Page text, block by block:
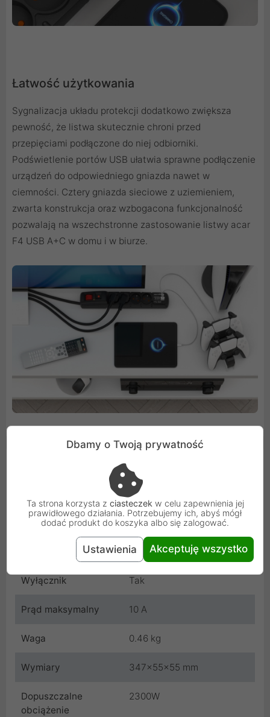
Łatwość użytkowania
Sygnalizacja układu protekcji dodatkowo zwiększa
pewność, że listwa skutecznie chroni przed
przepięciami podłączone do niej odbiorniki.
Podświetlenie portów USB ułatwia sprawne podłączenie
urządzeń do odpowiedniego gniazda nawet w
ciemności. Cztery gniazda sieciowe z uziemieniem,
zwarta konstrukcja oraz wzbogacona funkcjonalność
pozwalają na wszechstronne zastosowanie listwy acar
F4 USB A+C w domu i w biurze.
4
Długość kabla 5 m
Czarny
Wyłącznik Tak
Prąd maksymalny 10 A
Waga 0.46 kg
Wymiary 347x55x55 mm
Dopuszczalne
obciążenie
2300W
Dbamy o Twoją prywatność
Ta strona korzysta z ciasteczek w celu zapewnienia jej
prawidłowego działania. Potrzebujemy ich, abyś mógł
dodać produkt do koszyka albo się zalogować.
Ustawienia Akceptuję wszystko